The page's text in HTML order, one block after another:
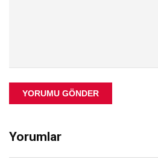
YORUMU GÖNDER
Yorumlar